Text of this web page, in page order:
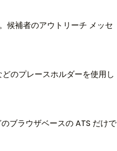
候補者のアウトリーチ メッセ
プレースホルダーを使用し
ラウザベースの ATS だけで